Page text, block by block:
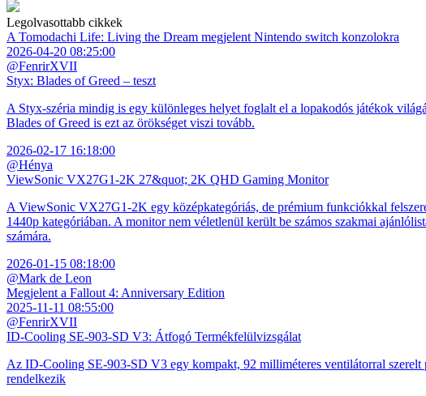
Legolvasottabb cikkek
A Tomodachi Life: Living the Dream megjelent Nintendo switch konzolokra
2026-04-20 08:25:00
@FenrirXVII
Styx: Blades of Greed – teszt
A Styx-széria mindig is egy különleges helyet foglalt el a lopakodós játékok
Blades of Greed is ezt az örökséget viszi tovább.
2026-02-17 16:18:00
@Hénya
ViewSonic VX27G1-2K 27&quot; 2K QHD Gaming Monitor
A ViewSonic VX27G1-2K egy középkategóriás, de prémium funkciókkal
1440p kategóriában. A monitor nem véletlenül került be számos szakmai
számára.
2026-01-15 08:18:00
@Mark de Leon
Megjelent a Fallout 4: Anniversary Edition
2025-11-11 08:55:00
@FenrirXVII
ID-Cooling SE-903-SD V3: Átfogó Termékfelülvizsgálat
Az ID-Cooling SE-903-SD V3 egy kompakt, 92 milliméteres ventilátorral szerelt
rendelkezik